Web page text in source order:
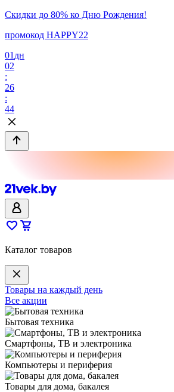
Скидки до 80% ко Дню Рождения!
промокод HAPPY22
01 дн
02
:
26
:
44
Каталог товаров
Товары на каждый день
Все акции
Бытовая техника
Смартфоны, ТВ и электроника
Компьютеры и периферия
Товары для дома, бакалея